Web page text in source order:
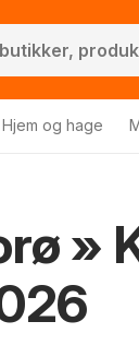
Hjem og hage
»